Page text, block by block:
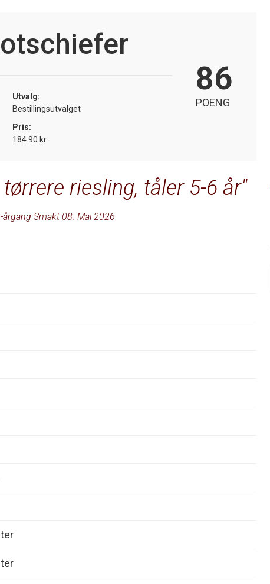
Utvalg:
Bestillingsutvalget
Pris:
184.90 kr
86
POENG
riesling, tåler 5-6 år
årgang Smakt 08. Mai 2026